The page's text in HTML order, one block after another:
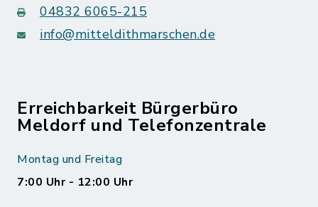
04832 6065-215
info@mitteldithmarschen.de
Erreichbarkeit Bürgerbüro
Meldorf und Telefonzentrale
Montag und Freitag
7:00 Uhr - 12:00 Uhr